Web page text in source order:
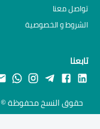
تواصل معنا
الشروط و الخصوصية
تابعنا
حقوق النسخ محفوظة © 2020 لدى